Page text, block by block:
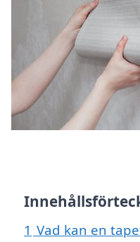
1 Vad kan en